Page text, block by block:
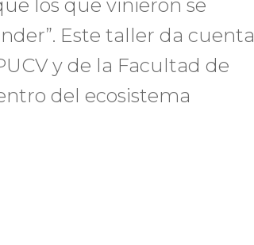
los que vinieron se
Este taller da cuenta
y de la Facultad de
del ecosistema